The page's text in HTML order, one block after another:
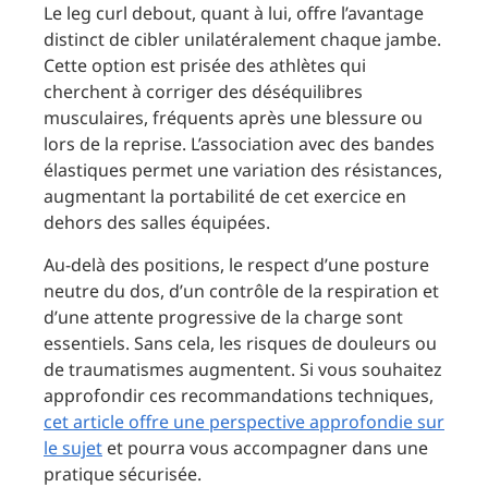
Le leg curl debout, quant à lui, offre l’avantage
distinct de cibler unilatéralement chaque jambe.
Cette option est prisée des athlètes qui
cherchent à corriger des déséquilibres
musculaires, fréquents après une blessure ou
lors de la reprise. L’association avec des bandes
élastiques permet une variation des résistances,
augmentant la portabilité de cet exercice en
dehors des salles équipées.
Au-delà des positions, le respect d’une posture
neutre du dos, d’un contrôle de la respiration et
d’une attente progressive de la charge sont
essentiels. Sans cela, les risques de douleurs ou
de traumatismes augmentent. Si vous souhaitez
approfondir ces recommandations techniques,
cet article offre une perspective approfondie sur
le sujet et pourra vous accompagner dans une
pratique sécurisée.